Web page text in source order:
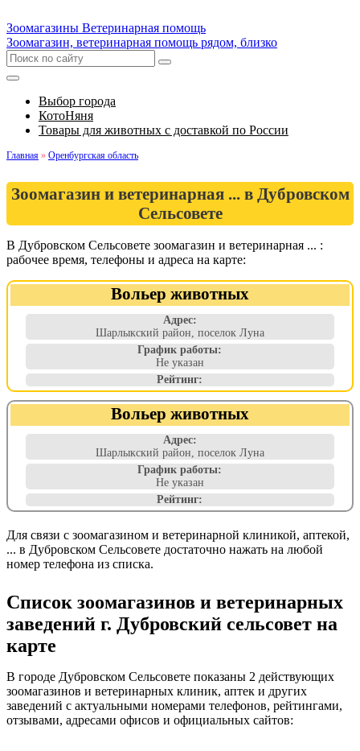
Зоомагазины Ветеринарная помощь
Зоомагазин, ветеринарная помощь рядом, близко
Выбор города
КотоНяня
Товары для животных с доставкой по России
Главная » Оренбургская область
Зоомагазин и ветеринарная ... в Дубровском
Сельсовете
В Дубровском Сельсовете зоомагазин и ветеринарная ... :
рабочее время, телефоны и адреса на карте:
Вольер животных
Адрес:
Шарлыкский район, поселок Луна
График работы:
Не указан
Рейтинг:
Вольер животных
Адрес:
Шарлыкский район, поселок Луна
График работы:
Не указан
Рейтинг:
Для связи с зоомагазином и ветеринарной клиникой, аптекой,
... в Дубровском Сельсовете достаточно нажать на любой
номер телефона из списка.
Список зоомагазинов и ветеринарных
заведений г. Дубровский сельсовет на
карте
В городе Дубровском Сельсовете показаны 2 действующих
зоомагазинов и ветеринарных клиник, аптек и других
заведений с актуальными номерами телефонов, рейтингами,
отзывами, адресами офисов и официальных сайтов: